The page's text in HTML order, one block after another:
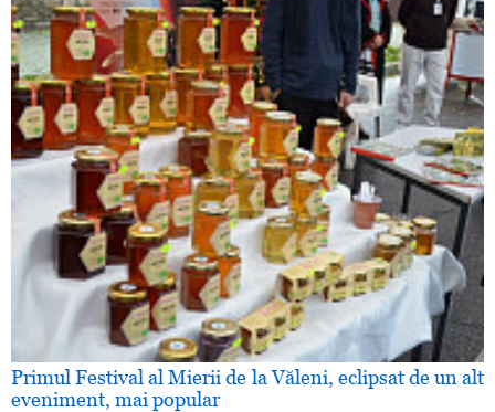
Primul Festival al Mierii de la Văleni, eclipsat de un alt
eveniment, mai popular